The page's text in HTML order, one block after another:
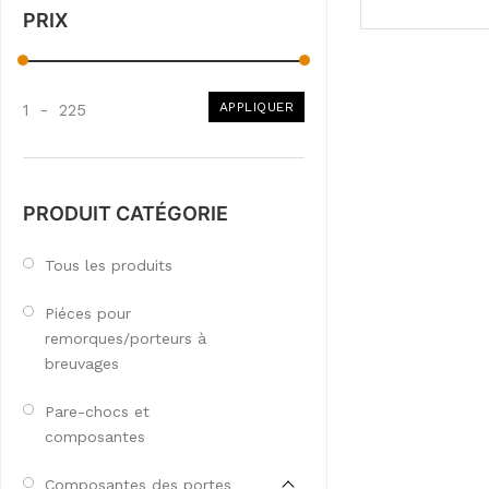
PRIX
1 - 225 APPLIQUER
PRODUIT CATÉGORIE
Tous les produits
Piéces pour
remorques/porteurs à
breuvages
Pare-chocs et
composantes
Composantes des portes